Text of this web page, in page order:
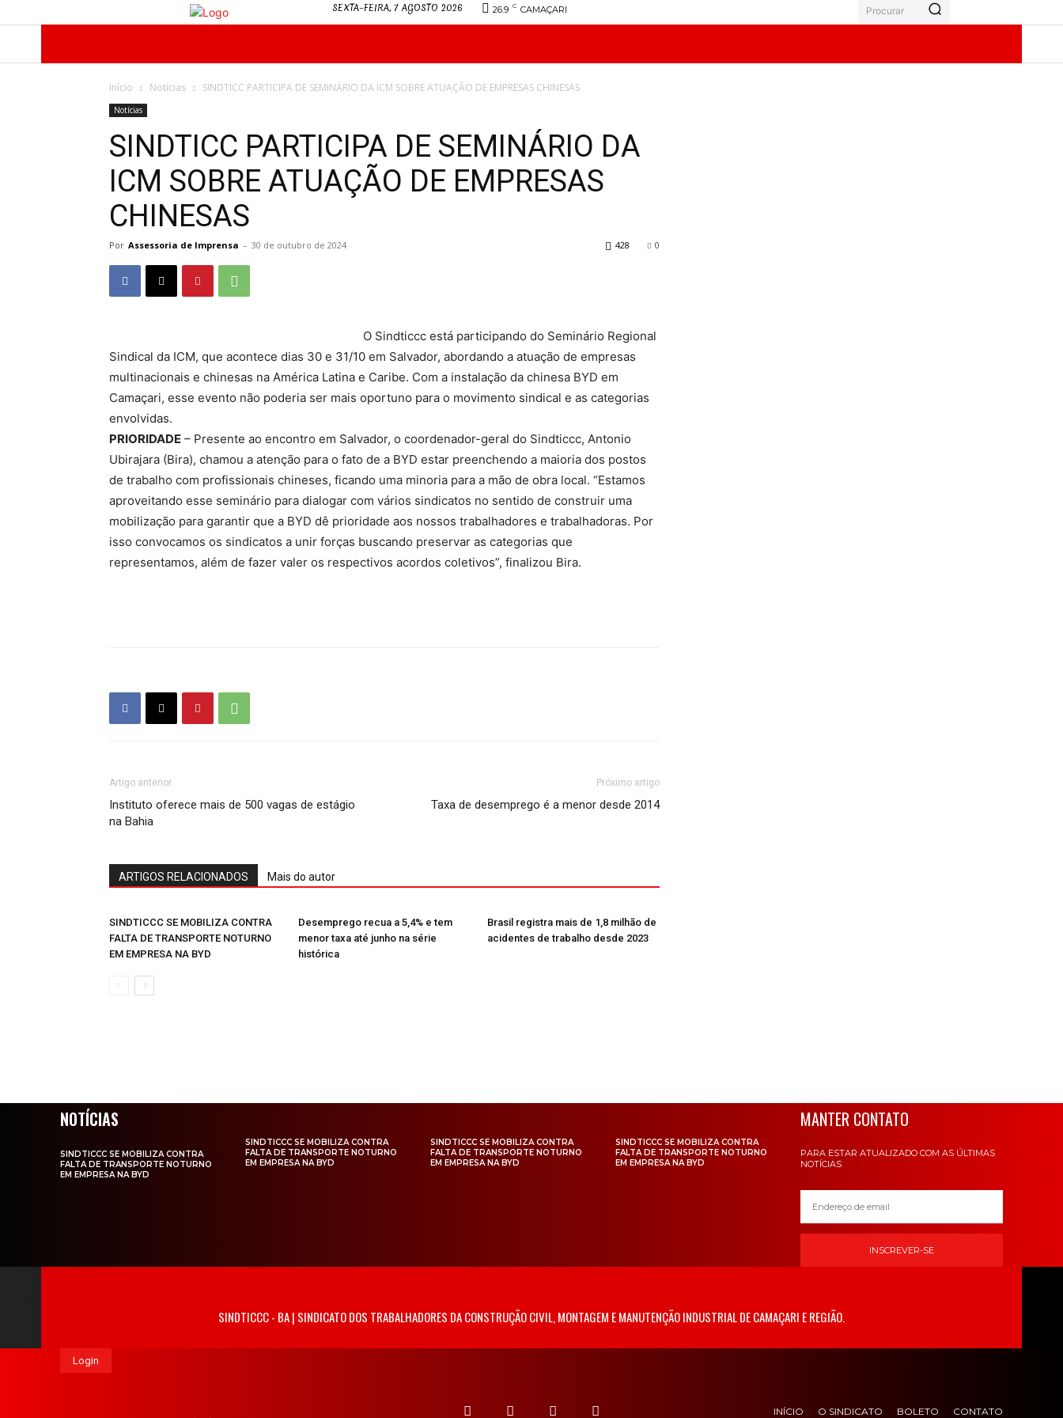
SEXTA-FEIRA, 7 AGOSTO 2026 26.9 C CAMAÇARI Procurar
Início Notícias SINDTICC PARTICIPA DE SEMINÁRIO DA ICM SOBRE ATUAÇÃO DE EMPRESAS CHINESAS
Notícias
SINDTICC PARTICIPA DE SEMINÁRIO DA
ICM SOBRE ATUAÇÃO DE EMPRESAS
CHINESAS
Por Assessoria de Imprensa - 30 de outubro de 2024 0
428
O Sindticcc está participando do Seminário Regional
Sindical da ICM, que acontece dias 30 e 31/10 em Salvador, abordando a atuação de empresas
multinacionais e chinesas na América Latina e Caribe. Com a instalação da chinesa BYD em
Camaçari, esse evento não poderia ser mais oportuno para o movimento sindical e as categorias
envolvidas.
PRIORIDADE – Presente ao encontro em Salvador, o coordenador-geral do Sindticcc, Antonio
Ubirajara (Bira), chamou a atenção para o fato de a BYD estar preenchendo a maioria dos postos
de trabalho com profissionais chineses, ficando uma minoria para a mão de obra local. “Estamos
aproveitando esse seminário para dialogar com vários sindicatos no sentido de construir uma
mobilização para garantir que a BYD dê prioridade aos nossos trabalhadores e trabalhadoras. Por
isso convocamos os sindicatos a unir forças buscando preservar as categorias que
representamos, além de fazer valer os respectivos acordos coletivos”, finalizou Bira.
Artigo anterior
Instituto oferece mais de 500 vagas de estágio
na Bahia
Próximo artigo
Taxa de desemprego é a menor desde 2014
ARTIGOS RELACIONADOS Mais do autor
SINDTICCC SE MOBILIZA CONTRA
FALTA DE TRANSPORTE NOTURNO
EM EMPRESA NA BYD
Desemprego recua a 5,4% e tem
menor taxa até junho na série
histórica
Brasil registra mais de 1,8 milhão de
acidentes de trabalho desde 2023
NOTÍCIAS
SINDTICCC SE MOBILIZA CONTRA
FALTA DE TRANSPORTE NOTURNO
EM EMPRESA NA BYD
SINDTICCC SE MOBILIZA CONTRA
FALTA DE TRANSPORTE NOTURNO
EM EMPRESA NA BYD
SINDTICCC SE MOBILIZA CONTRA
FALTA DE TRANSPORTE NOTURNO
EM EMPRESA NA BYD
SINDTICCC SE MOBILIZA CONTRA
FALTA DE TRANSPORTE NOTURNO
EM EMPRESA NA BYD
MANTER CONTATO
PARA ESTAR ATUALIZADO COM AS ÚLTIMAS
NOTÍCIAS
INSCREVER-SE
SINDTICCC - BA | SINDICATO DOS TRABALHADORES DA CONSTRUÇÃO CIVIL, MONTAGEM E MANUTENÇÃO INDUSTRIAL DE CAMAÇARI E REGIÃO.
Login
INÍCIO O SINDICATO BOLETO CONTATO